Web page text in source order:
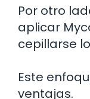
Por otro
aplicar
cepillarse
Este
ventajas.